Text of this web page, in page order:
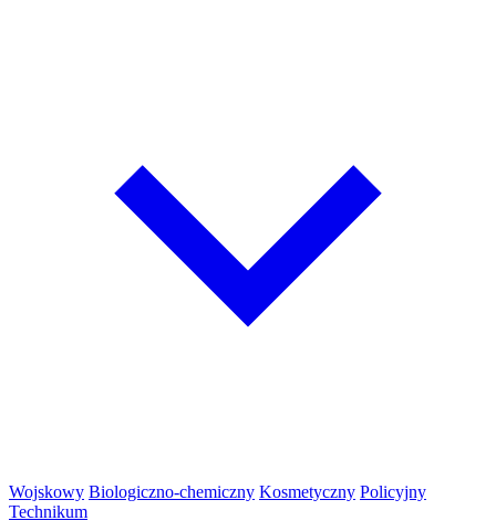
Wojskowy Biologiczno-chemiczny Kosmetyczny Policyjny
Technikum